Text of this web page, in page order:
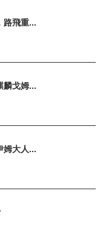
路飛重...
麟戈姆...
姆大人...